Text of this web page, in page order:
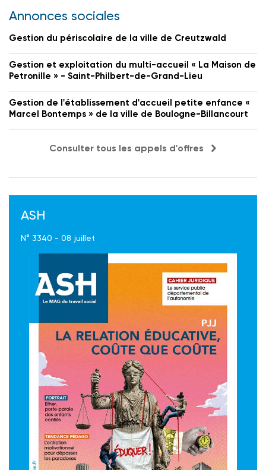
Annonces sociales
Gestion du périscolaire de la ville de Creutzwald
Gestion et exploitation du multi-accueil « La Maison de
Petronille » - Saint-Philbert-de-Grand-Lieu
Gestion de l'établissement d'accueil petite enfance «
Marcel Bontemps » de la ville de Boulogne-Billancourt
Consulter tous les appels d'offres
ASH
N° 3340 - 08 juillet